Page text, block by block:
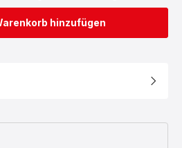
hinzufügen